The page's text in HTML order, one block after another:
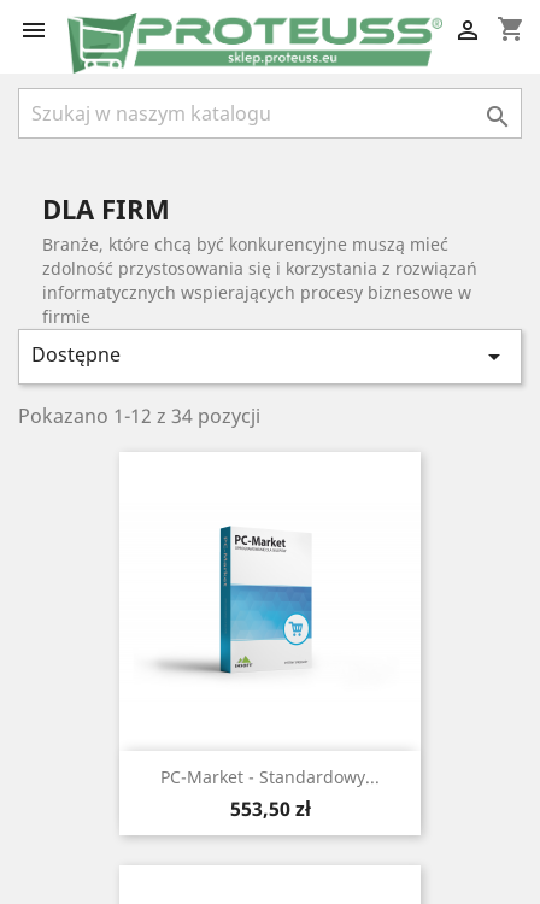
 shopping_cart


DLA FIRM
Branże, które chcą być konkurencyjne muszą mieć
zdolność przystosowania się i korzystania z rozwiązań
informatycznych wspierających procesy biznesowe w
firmie
Dostępne 
Pokazano 1-12 z 34 pozycji
PC-Market - Standardowy...
Cena
553,50 zł